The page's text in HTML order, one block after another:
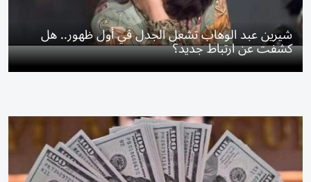
شيرين عبد الوهاب تشعل الجدل في أول ظهور.. هل
كشفت عن ارتباط جديد؟